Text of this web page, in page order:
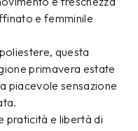
e femminile
questa
primavera estate
piacevole sensazione
praticità e libertà di